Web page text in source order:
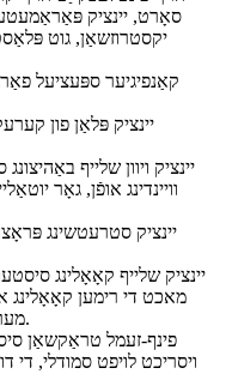
סאָרט, יינציק
יקסטרוזשאַן, גוט
וויינדינג אופֿן, גאָר
מאכט די רימען קאָאָלינג
מער סטאַביל און די גרייס איז מער פּינטלעך.
ויסריכט לויפט סמודלי, די